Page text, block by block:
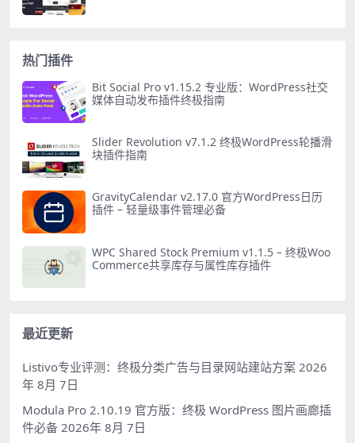
热门插件
Bit Social Pro v1.15.2 专业版：WordPress社交
媒体自动发布插件终极指南
Slider Revolution v7.1.2 终极WordPress轮播滑
块插件指南
GravityCalendar v2.17.0 官方WordPress日历
插件 – 轻量级事件管理必备
WPC Shared Stock Premium v1.1.5 – 终极Woo
Commerce共享库存与属性库存插件
最近更新
Listivo专业评测：终极分类广告与目录网站建站方案 2026
年 8月 7日
Modula Pro 2.10.19 官方版：终极 WordPress 图片画廊插
件必备 2026年 8月 7日